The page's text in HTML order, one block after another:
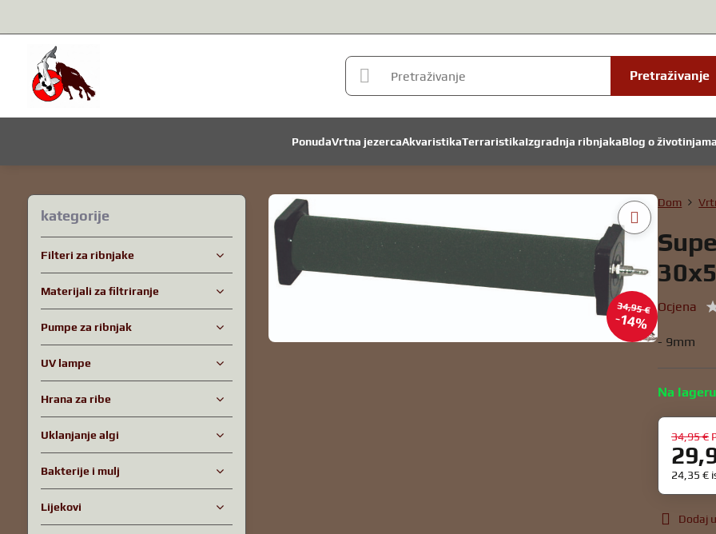
Pretraživanje
PonudaVrtna jezercaAkvaristikaTerraristikaIzgradnja ribnjakaBlog o životinjama
34,95 €
14%
Dom
Ocjena
- 9mm
Na lageru
34,95 €
24,35 €
Dodaj
kategorije
Filteri za ribnjake
Materijali za filtriranje
Pumpe za ribnjak
UV lampe
Hrana za ribe
Uklanjanje algi
Bakterije i mulj
Lijekovi